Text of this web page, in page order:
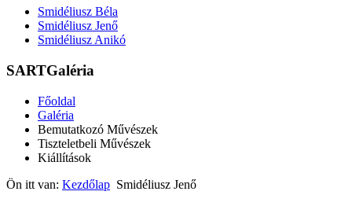
Smidéliusz Béla
Smidéliusz Jenő
Smidéliusz Anikó
SARTGaléria
Főoldal
Galéria
Bemutatkozó Művészek
Tiszteletbeli Művészek
Kiállítások
Ön itt van: Kezdőlap Smidéliusz Jenő